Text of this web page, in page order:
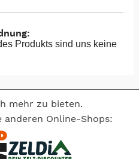
Produkts sind uns keine
mehr zu bieten.
anderen Online-Shops: